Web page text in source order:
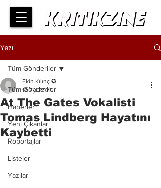
Yazı
Tüm Gönderiler
Haberler
Yeni Çıkanlar
Röportajlar
Listeler
Yazılar
Tüm Gönderiler
At The Gates Vokalisti
Tomas Lindberg Hayatını
Kaybetti
Ekin Kılınç ✪
16 Eyl 2025